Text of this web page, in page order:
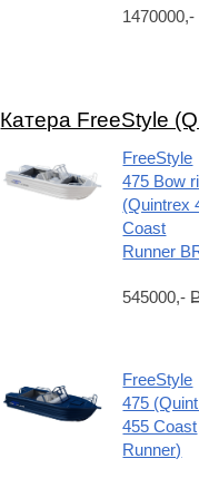
1470000,-
Катера FreeStyle
FreeStyle
475 Bow
(Quintrex
Coast
Runner
545000,-
FreeStyle
475
455 Coast
Runner)